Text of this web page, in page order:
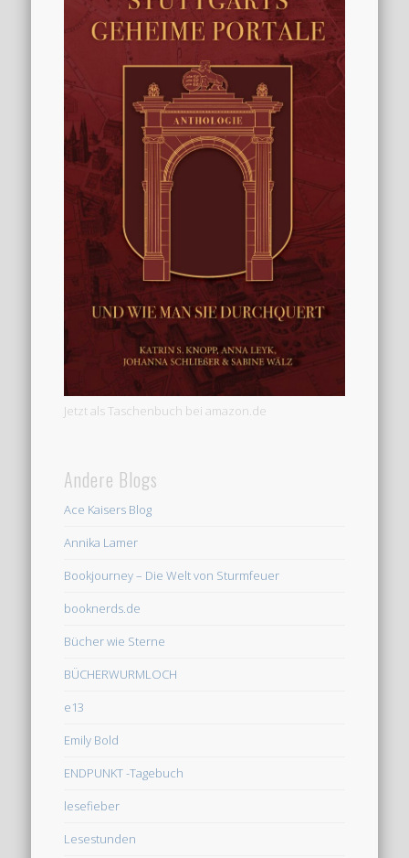
Jetzt als Taschenbuch bei amazon.de
Andere Blogs
Ace Kaisers Blog
Annika Lamer
Bookjourney – Die Welt von Sturmfeuer
booknerds.de
Bücher wie Sterne
BÜCHERWURMLOCH
e13
Emily Bold
ENDPUNKT -Tagebuch
lesefieber
Lesestunden